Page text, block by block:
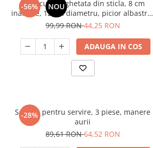
-56% NOU
Set 6 cupe inghetata din sticla, 8 cm
inaltime, 12 cm diametru, picior albastru,
desert, inghetata, fructe, transparent
99,99 RON44,25 RON
ADAUGA IN COS
-28%
Set tavi pentru servire, 3 piese, manere
aurii
89,61 RON64,52 RON